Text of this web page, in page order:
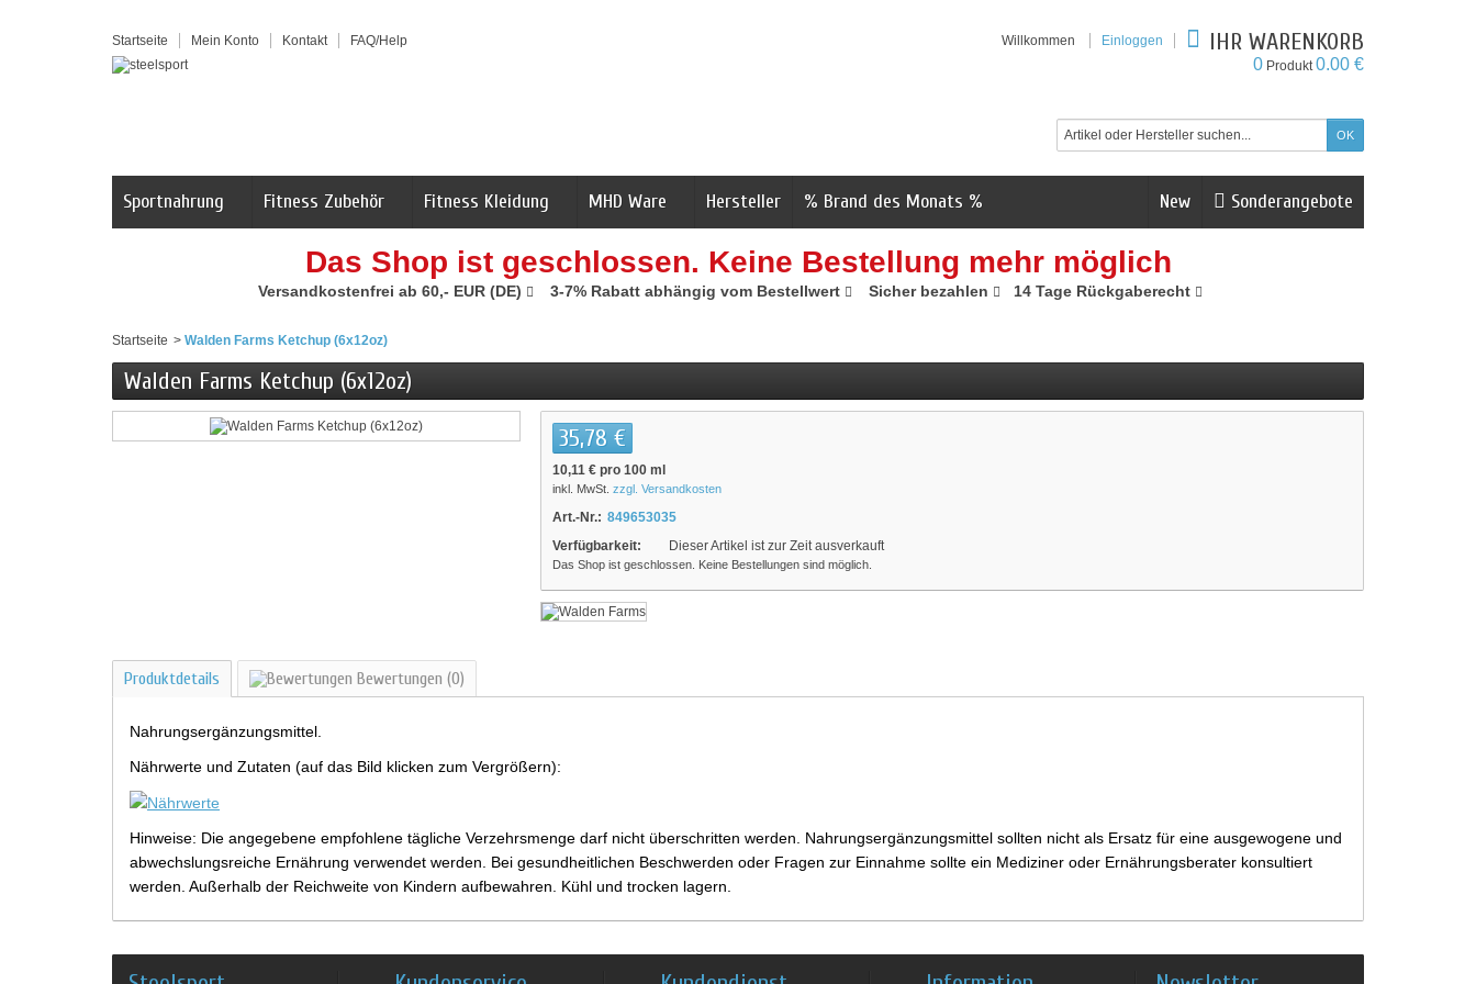
Startseite Mein Konto Kontakt FAQ/Help Willkommen Einloggen IHR WARENKORB
0 Produkt0.00 €
Sonderangebote
New
Sportnahrung Fitness Zubehör Fitness Kleidung MHD Ware Hersteller % Brand des Monats %
Das Shop ist geschlossen. Keine Bestellung mehr möglich
Versandkostenfrei ab 60,- EUR (DE) 3-7% Rabatt abhängig vom Bestellwert Sicher bezahlen 14 Tage Rückgaberecht
Startseite > Walden Farms Ketchup (6x12oz)
Walden Farms Ketchup (6x12oz)
35,78 €
10,11 € pro 100 ml
inkl. MwSt. zzgl. Versandkosten
Art.-Nr.: 849653035
Verfügbarkeit:
Dieser Artikel ist zur Zeit ausverkauft
Das Shop ist geschlossen. Keine Bestellungen sind möglich.
Produktdetails Bewertungen (0)
Nahrungsergänzungsmittel.
Nährwerte und Zutaten (auf das Bild klicken zum Vergrößern):
Hinweise: Die angegebene empfohlene tägliche Verzehrsmenge darf nicht überschritten werden. Nahrungsergänzungsmittel sollten nicht als Ersatz für eine ausgewogene und
abwechslungsreiche Ernährung verwendet werden. Bei gesundheitlichen Beschwerden oder Fragen zur Einnahme sollte ein Mediziner oder Ernährungsberater konsultiert
werden. Außerhalb der Reichweite von Kindern aufbewahren. Kühl und trocken lagern.